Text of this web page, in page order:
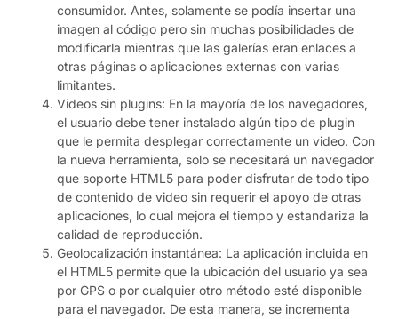
consumidor. Antes, solamente se podía insertar una
imagen al código pero sin muchas posibilidades de
modificarla mientras que las galerías eran enlaces a
otras páginas o aplicaciones externas con varias
limitantes.
Videos sin plugins: En la mayoría de los navegadores,
el usuario debe tener instalado algún tipo de plugin
que le permita desplegar correctamente un video. Con
la nueva herramienta, solo se necesitará un navegador
que soporte HTML5 para poder disfrutar de todo tipo
de contenido de video sin requerir el apoyo de otras
aplicaciones, lo cual mejora el tiempo y estandariza la
calidad de reproducción.
Geolocalización instantánea: La aplicación incluida en
el HTML5 permite que la ubicación del usuario ya sea
por GPS o por cualquier otro método esté disponible
para el navegador. De esta manera, se incrementa